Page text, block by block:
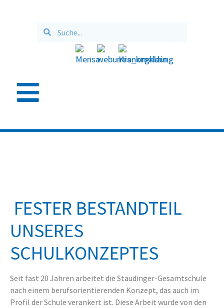
FESTER BESTANDTEIL
UNSERES
SCHULKONZEPTES
Seit fast 20 Jahren arbeitet die Staudinger-Gesamtschule
nach einem berufsorientierenden Konzept, das auch im
Profil der Schule verankert ist. Diese Arbeit wurde von den